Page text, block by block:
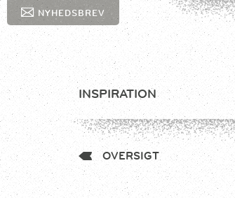
NYHEDSBREV
INSPIRATION
OVERSIGT